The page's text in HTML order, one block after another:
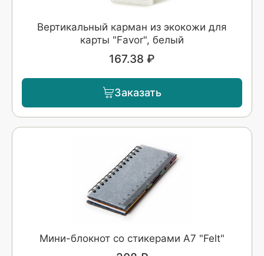
Вертикальный карман из экокожи для
карты "Favor", белый
167.38 ₽
Заказать
Мини-блокнот со стикерами А7 "Felt"